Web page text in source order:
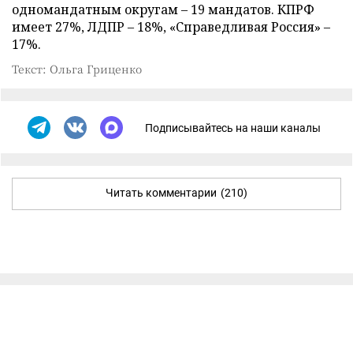
одномандатным округам – 19 мандатов. КПРФ
имеет 27%, ЛДПР – 18%, «Справедливая Россия» –
17%.
Текст: Ольга Гриценко
Подписывайтесь на наши каналы
Читать комментарии (210)